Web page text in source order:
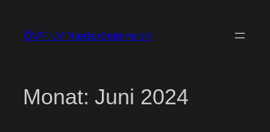
springen
ÖVF LV Niederösterreich
Monat:Juni 2024